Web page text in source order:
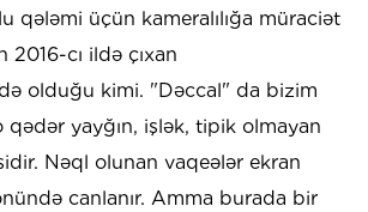
qələmi üçün kameralılığa müraciət
cı ildə çıxan
olduğu kimi. "Dəccal" da bizim
qədər yayğın, işlək, tipik olmayan
Nəql olunan vaqeələr ekran
canlanır. Amma burada bir